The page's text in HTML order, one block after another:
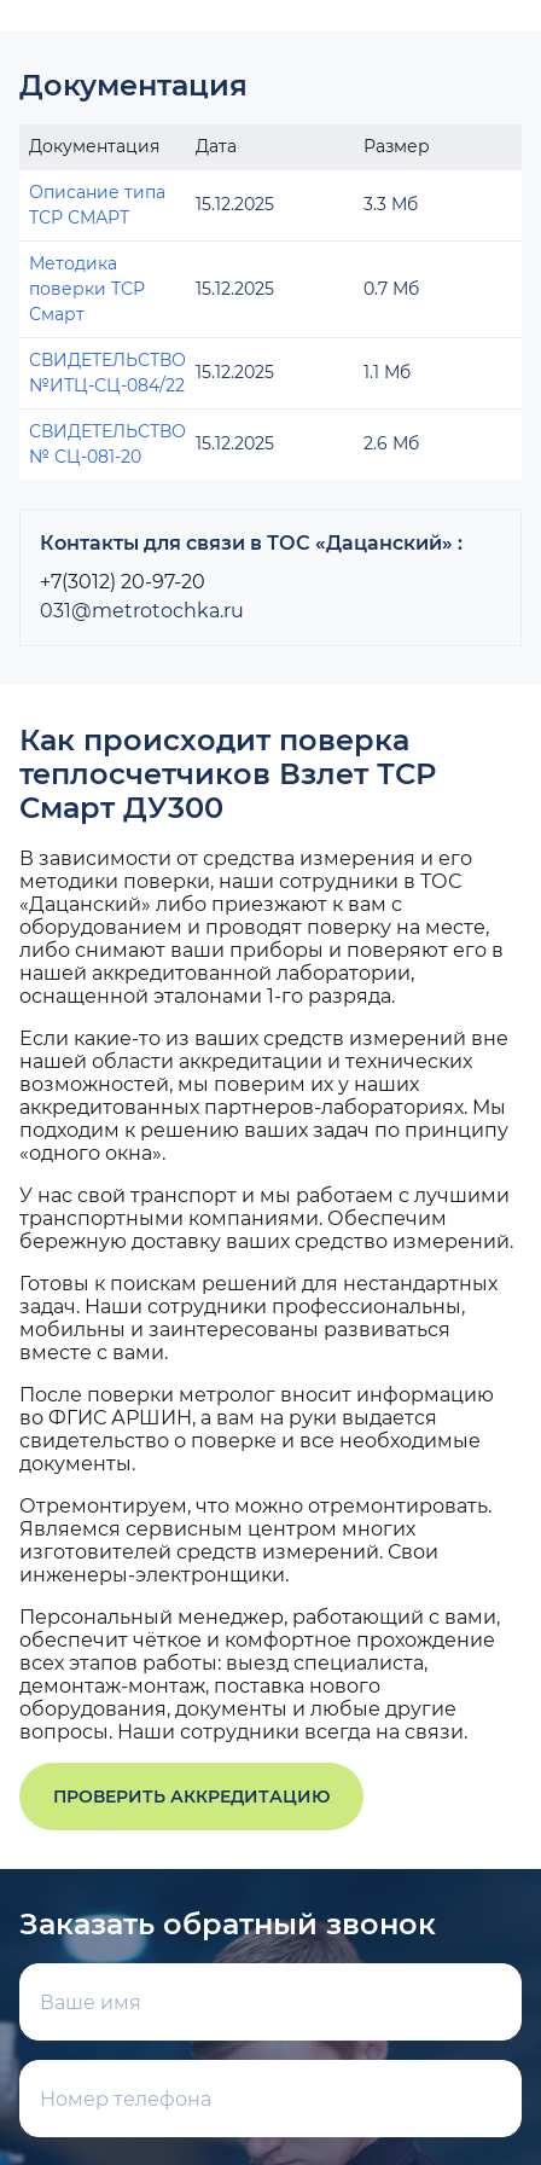
Документация
Документация Дата Размер
Описание типа
ТСР СМАРТ
15.12.2025 3.3 Мб
Методика
поверки ТСР
Смарт
15.12.2025 0.7 Мб
СВИДЕТЕЛЬСТВО
№ИТЦ-СЦ-084/22
15.12.2025 1.1 Мб
СВИДЕТЕЛЬСТВО
№ СЦ-081-20
15.12.2025 2.6 Мб
Контакты для связи в ТОС «Дацанский» :
+7(3012) 20-97-20
031@metrotochka.ru
Как происходит поверка
теплосчетчиков Взлет ТСР
Смарт ДУ300
В зависимости от средства измерения и его
методики поверки, наши сотрудники в ТОС
«Дацанский» либо приезжают к вам с
оборудованием и проводят поверку на месте,
либо снимают ваши приборы и поверяют его в
нашей аккредитованной лаборатории,
оснащенной эталонами 1-го разряда.
Если какие-то из ваших средств измерений вне
нашей области аккредитации и технических
возможностей, мы поверим их у наших
аккредитованных партнеров-лабораториях. Мы
подходим к решению ваших задач по принципу
«одного окна».
У нас свой транспорт и мы работаем с лучшими
транспортными компаниями. Обеспечим
бережную доставку ваших средство измерений.
Готовы к поискам решений для нестандартных
задач. Наши сотрудники профессиональны,
мобильны и заинтересованы развиваться
вместе с вами.
После поверки метролог вносит информацию
во ФГИС АРШИН, а вам на руки выдается
свидетельство о поверке и все необходимые
документы.
Отремонтируем, что можно отремонтировать.
Являемся сервисным центром многих
изготовителей средств измерений. Свои
инженеры-электронщики.
Персональный менеджер, работающий с вами,
обеспечит чёткое и комфортное прохождение
всех этапов работы: выезд специалиста,
демонтаж-монтаж, поставка нового
оборудования, документы и любые другие
вопросы. Наши сотрудники всегда на связи.
ПРОВЕРИТЬ АККРЕДИТАЦИЮ
Заказать обратный звонок